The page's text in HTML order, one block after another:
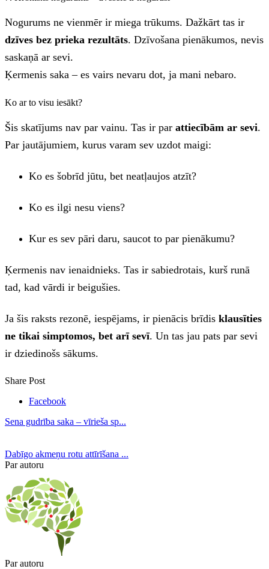
Nogurums ne vienmēr ir miega trūkums. Dažkārt tas ir
dzīves bez prieka rezultāts. Dzīvošana pienākumos, nevis
saskaņā ar sevi.
Ķermenis saka – es vairs nevaru dot, ja mani nebaro.
Ko ar to visu iesākt?
Šis skatījums nav par vainu. Tas ir par attiecībām ar sevi.
Par jautājumiem, kurus varam sev uzdot maigi:
Ko es šobrīd jūtu, bet neatļaujos atzīt?
Ko es ilgi nesu viens?
Kur es sev pāri daru, saucot to par pienākumu?
Ķermenis nav ienaidnieks. Tas ir sabiedrotais, kurš runā
tad, kad vārdi ir beigušies.
Ja šis raksts rezonē, iespējams, ir pienācis brīdis klausīties
ne tikai simptomos, bet arī sevī. Un tas jau pats par sevi
ir dziedinošs sākums.
Share Post
Facebook
Sena gudrība saka – vīrieša sp...
Dabīgo akmeņu rotu attīrīšana ...
Par autoru
Par autoru